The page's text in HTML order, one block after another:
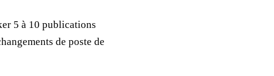
5 à 10 publications
de poste de